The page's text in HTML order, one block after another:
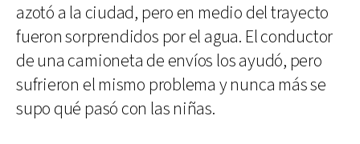
azotó a la ciudad, pero en medio del trayecto
fueron sorprendidos por el agua. El conductor
de una camioneta de envíos los ayudó, pero
sufrieron el mismo problema y nunca más se
supo qué pasó con las niñas.